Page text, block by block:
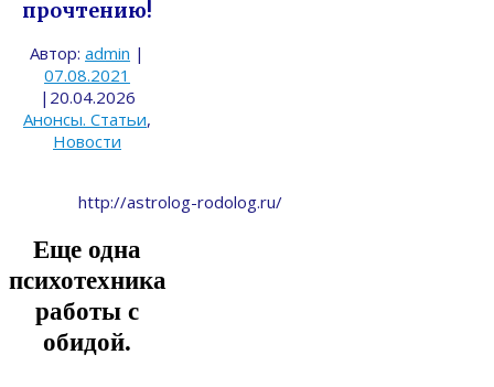
прочтению!
Автор: admin |
07.08.2021
| 20.04.2026
Анонсы. Статьи,
Новости
http://astrolog-rodolog.ru/
Еще одна
психотехника
работы с
обидой.